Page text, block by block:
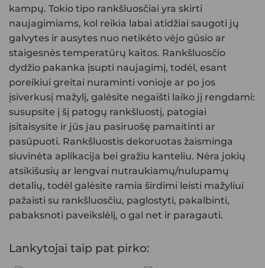
kampų. Tokio tipo rankšluosčiai yra skirti
naujagimiams, kol reikia labai atidžiai saugoti jų
galvytes ir ausytes nuo netikėto vėjo gūsio ar
staigesnės temperatūrų kaitos. Rankšluosčio
dydžio pakanka įsupti naujagimį, todėl, esant
poreikiui greitai nuraminti vonioje ar po jos
įsiverkusį mažylį, galėsite negaišti laiko jį rengdami:
susupsite į šį patogų rankšluostį, patogiai
įsitaisysite ir jūs jau pasiruošę pamaitinti ar
pasūpuoti. Rankšluostis dekoruotas žaisminga
siuvinėta aplikacija bei gražiu kanteliu. Nėra jokių
atsikišusių ar lengvai nutraukiamų/nulupamų
detalių, todėl galėsite ramia širdimi leisti mažyliui
pažaisti su rankšluosčiu, paglostyti, pakalbinti,
pabaksnoti paveikslėlį, o gal net ir paragauti.
Lankytojai taip pat pirko: